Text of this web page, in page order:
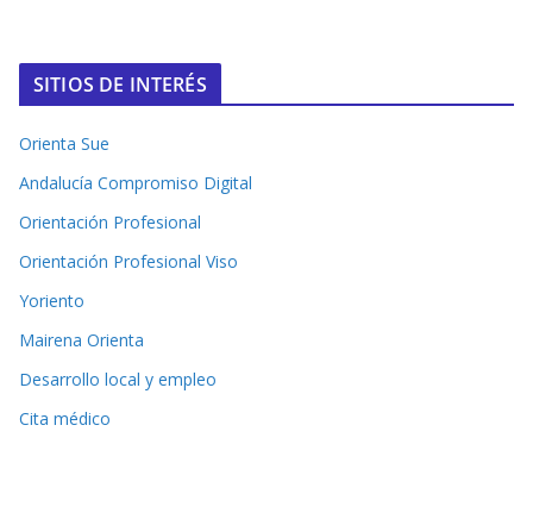
SITIOS DE INTERÉS
Orienta Sue
Andalucía Compromiso Digital
Orientación Profesional
Orientación Profesional Viso
Yoriento
Mairena Orienta
Desarrollo local y empleo
Cita médico